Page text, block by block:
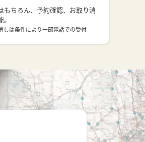
もちろん、予約確認、お取り消
しは条件により一部電話での受付